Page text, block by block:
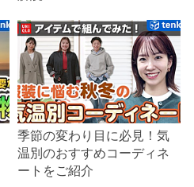
季節の変わり目に必見！気
温別のおすすめコーディネ
ートをご紹介